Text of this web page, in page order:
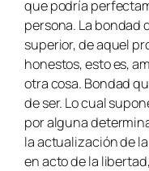
que podría
persona. La bondad
superior, de aquel
honestos, esto es,
otra cosa. Bondad
de ser. Lo cual
por alguna
la actualización de
en acto de la